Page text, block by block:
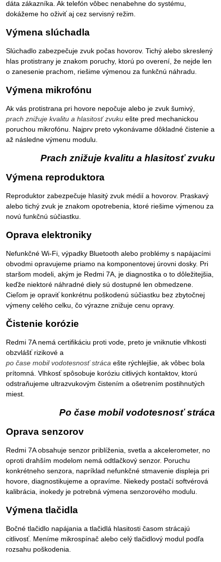
dáta zákazníka. Ak telefón vôbec nenabehne do systému,
dokážeme ho oživiť aj cez servisný režim.
Výmena slúchadla
Slúchadlo zabezpečuje zvuk počas hovorov. Tichý alebo skreslený
hlas protistrany je znakom poruchy, ktorú po overení, že nejde len
o zanesenie prachom, riešime výmenou za funkčnú náhradu.
Výmena mikrofónu
Ak vás protistrana pri hovore nepočuje alebo je zvuk šumivý,
prach znižuje kvalitu a hlasitosť zvuku ešte pred mechanickou
poruchou mikrofónu. Najprv preto vykonávame dôkladné čistenie a
až následne výmenu modulu.
Prach znižuje kvalitu a hlasitosť zvuku
Výmena reproduktora
Reproduktor zabezpečuje hlasitý zvuk médií a hovorov. Praskavý
alebo tichý zvuk je znakom opotrebenia, ktoré riešime výmenou za
novú funkčnú súčiastku.
Oprava elektroniky
Nefunkčné Wi-Fi, výpadky Bluetooth alebo problémy s napájacími
obvodmi opravujeme priamo na komponentovej úrovni dosky. Pri
staršom modeli, akým je Redmi 7A, je diagnostika o to dôležitejšia,
keďže niektoré náhradné diely sú dostupné len obmedzene.
Cieľom je opraviť konkrétnu poškodenú súčiastku bez zbytočnej
výmeny celého celku, čo výrazne znižuje cenu opravy.
Čistenie korózie
Redmi 7A nemá certifikáciu proti vode, preto je vniknutie vlhkosti
obzvlášť rizikové a
po čase mobil vodotesnosť stráca ešte rýchlejšie, ak vôbec bola
prítomná. Vlhkosť spôsobuje koróziu citlivých kontaktov, ktorú
odstraňujeme ultrazvukovým čistením a ošetrením postihnutých
miest.
Po čase mobil vodotesnosť stráca
Oprava senzorov
Redmi 7A obsahuje senzor priblíženia, svetla a akcelerometer, no
oproti drahším modelom nemá odtlačkový senzor. Poruchu
konkrétneho senzora, napríklad nefunkčné stmavenie displeja pri
hovore, diagnostikujeme a opravíme. Niekedy postačí softvérová
kalibrácia, inokedy je potrebná výmena senzorového modulu.
Výmena tlačidla
Bočné tlačidlo napájania a tlačidlá hlasitosti časom strácajú
citlivosť. Meníme mikrospínač alebo celý tlačidlový modul podľa
rozsahu poškodenia.